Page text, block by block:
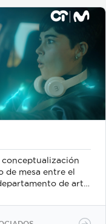
conceptualización
de mesa entre el
de arte,
centramos
en el tono